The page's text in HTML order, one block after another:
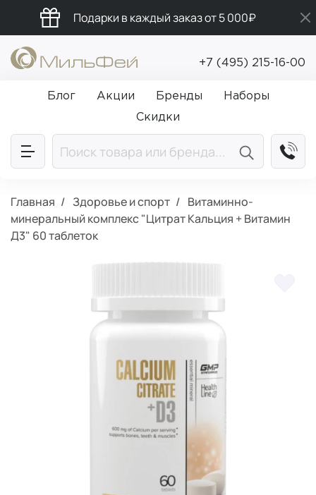
Подарки в каждый заказ от 5 000₽
Промокод ПРИВЕТ
Бесплатная доставка от 5 000₽
+7 (495) 215-16-00
Блог Акции Бренды
Наборы
Скидки
Главная Здоровье и спорт
Витаминно-
минеральный комплекс "Цитрат Кальция + Витамин
Д3" 60 таблеток